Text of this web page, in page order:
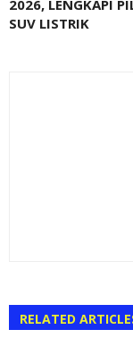
2026, LENGKAPI
SUV LISTRIK
RELATED